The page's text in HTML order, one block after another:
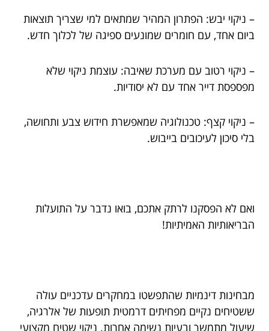
– ניקוי יבש: הפתרון המהיר שמתאים למי שצריך תוצאות
ביום אחד, עם חומרים שמונעים ספיגה של לכלוך חדש.
– ניקוי רטוב עם מערכת שאיבה: עוצמת ניקוי שלא
מפספסת דייר אחד עם לא יסודיות.
– ניקוי קצף: טכנולוגיה שמאפשרת חידוש צבע ותחושה,
בלי סיכון לעיכובים בייבוש.
ואם לא הפסקנו לרתק אתכם, בואו נדבר על התועלות
הבריאותיות האמיתיות!
מבחינות דינמיות שהתפשטו במחקרים עדכניים עולה
ששטיחים נקיים מפחיתים דרמטית תופעות של אלרגיה,
שיעול מתמשך ובעיות נשימה אחרות. ניקוי שטיח מקצועי